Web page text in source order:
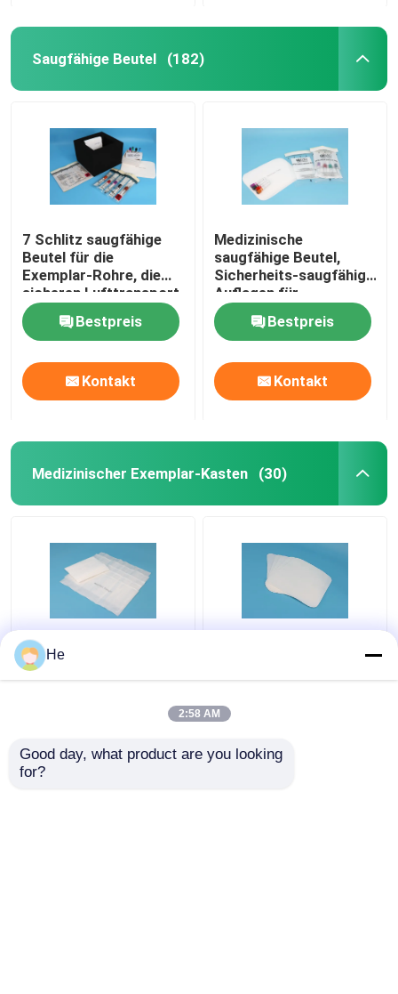
Saugfähige Beutel (182)
7 Schlitz saugfähige
Beutel für die
Exemplar-Rohre, die
sicheren Lufttransport
verpacken
Bestpreis
Kontakt
Medizinische
saugfähige Beutel,
Sicherheits-saugfähige
Auflagen für
Transport-Schutz
Bestpreis
Kontakt
Medizinischer Exemplar-Kasten (30)
Laborexemplar-
Transport Kasten wird
das Laborpathologie-
Exemplar-Prüfungs-
He
2:58 AM
Good day, what product are you looking
for?